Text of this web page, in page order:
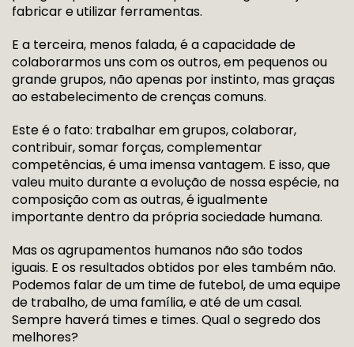
fabricar e utilizar ferramentas.
E a terceira, menos falada, é a capacidade de
colaborarmos uns com os outros, em pequenos ou
grande grupos, não apenas por instinto, mas graças
ao estabelecimento de crenças comuns.
Este é o fato: trabalhar em grupos, colaborar,
contribuir, somar forças, complementar
competências, é uma imensa vantagem. E isso, que
valeu muito durante a evolução de nossa espécie, na
composição com as outras, é igualmente
importante dentro da própria sociedade humana.
Mas os agrupamentos humanos não são todos
iguais. E os resultados obtidos por eles também não.
Podemos falar de um time de futebol, de uma equipe
de trabalho, de uma família, e até de um casal.
Sempre haverá times e times. Qual o segredo dos
melhores?